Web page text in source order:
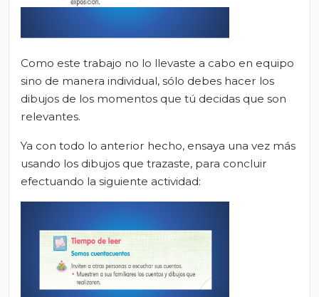
Como este trabajo no lo llevaste a cabo en equipo
sino de manera individual, sólo debes hacer los
dibujos de los momentos que tú decidas que son
relevantes.
Ya con todo lo anterior hecho, ensaya una vez más
usando los dibujos que trazaste, para concluir
efectuando la siguiente actividad: